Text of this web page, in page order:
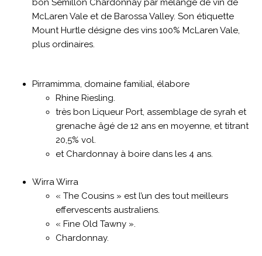
bon Sémillon Chardonnay par mélange de vin de
McLaren Vale et de Barossa Valley. Son étiquette
Mount Hurtle désigne des vins 100% McLaren Vale,
plus ordinaires.
Pirramimma, domaine familial, élabore
Rhine Riesling.
très bon Liqueur Port, assemblage de syrah et
grenache âgé de 12 ans en moyenne, et titrant
20,5% vol.
et Chardonnay à boire dans les 4 ans.
Wirra Wirra
« The Cousins » est l’un des tout meilleurs
effervescents australiens.
« Fine Old Tawny ».
Chardonnay.